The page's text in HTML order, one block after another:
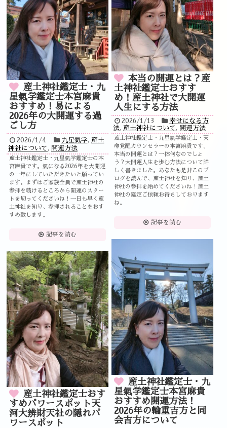
本当の開運とは？産
土神社鑑定士おすす
め！産土神社で大開運
人生にする方法
2026/1/13
幸せになる方
法
産土神社について 開運方法
産土神社鑑定士・九星氣学鑑定士・天
命覚醒カウンセラーの本宮麻貴です。
本当の開運とは？一体何なのでしょ
う？大開運人生を歩む方法について詳
しく書きました。あなたも是非このブ
ログを読んで、産土神社を知り、産土
神社の参拝を始めてくださいね！産土
神社の鑑定ご依頼お待ちしております
ね。
記事を読む
産土神社鑑定士・九
星氣学鑑定士本宮麻貴
おすすめ！易による
2026年の大開運する過
ごし方
2026/1/4 九星氣学,
産土
神社について
開運方法
産土神社鑑定士・九星氣学鑑定士の本
宮麻貴です。氣になる2026年を大開運
の一年にしていただきたいと願ってい
ます。まずはご家族全員で産土神社の
参拝を続けるところから開運のスター
トを切ってくださいね！一日も早く産
土神社を知り、参拝されることをおす
すめ致します。
記事を読む
産土神社鑑定士・九
星氣学鑑定士本宮麻貴
おすすめ開運方法！
2026年の輪重吉方と同
会吉方について
産土神社鑑定士おす
すめパワースポット天
河大辨財天社の隠れパ
ワースポット